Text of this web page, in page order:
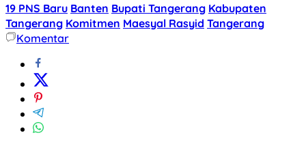
19 PNS Baru Banten Bupati Tangerang Kabupaten
Tangerang Komitmen Maesyal Rasyid Tangerang
Komentar